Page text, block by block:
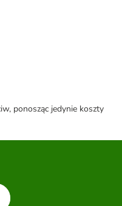
ponosząc jedynie koszty